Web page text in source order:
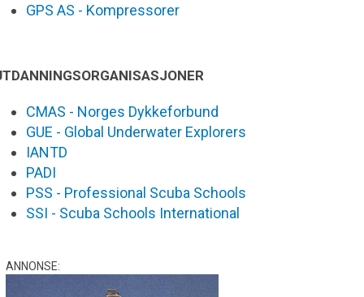
GPS AS - Kompressorer
CMAS - Norges Dykkeforbund
GUE - Global Underwater Explorers
IANTD
PADI
PSS - Professional Scuba Schools
SSI - Scuba Schools International
ANNONSE: